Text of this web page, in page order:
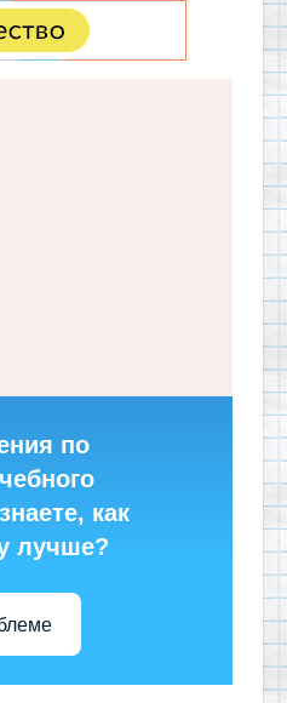
по
как
лучше?